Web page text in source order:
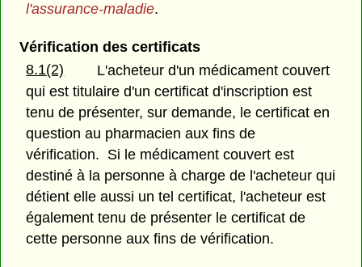
l'assurance-maladie.
Vérification des certificats
8.1(2)
L'acheteur d'un médicament couvert
qui est titulaire d'un certificat d'inscription est
tenu de présenter, sur demande, le certificat en
question au pharmacien aux fins de
vérification. Si le médicament couvert est
destiné à la personne à charge de l'acheteur qui
détient elle aussi un tel certificat, l'acheteur est
également tenu de présenter le certificat de
cette personne aux fins de vérification.